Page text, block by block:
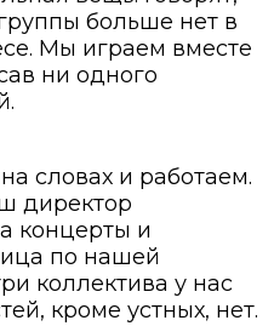
больше нет в
Мы играем вместе
ни одного
словах и работаем.
директор
концерты и
по нашей
коллектива у нас
кроме устных, нет.